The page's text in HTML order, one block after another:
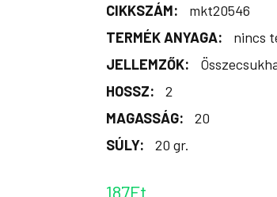
CIKKSZÁM:
mkt20546
TERMÉK ANYAGA:
nincs
JELLEMZŐK:
HOSSZ:
2
MAGASSÁG:
20
SÚLY:
20 gr.
187Ft